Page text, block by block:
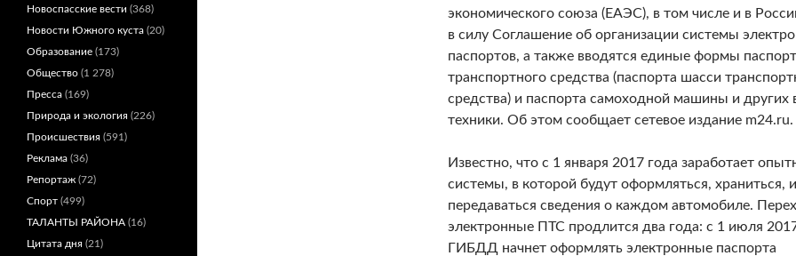
экономического союза (ЕАЭС), в том числе и в
в силу Соглашение об организации системы
паспортов, а также вводятся единые формы
транспортного средства (паспорта шасси
средства) и паспорта самоходной машины и других
техники. Об этом сообщает сетевое издание m24.ru.
Известно, что с 1 января 2017 года заработает
системы, в которой будут оформляться, храниться, и
передаваться сведения о каждом автомобиле.
электронные ПТС продлится два года: с 1 июля
ГИБДД начнет оформлять электронные паспорта
Новоспасские вести (368)
Новости Южного куста (20)
Образование (173)
Общество (1 278)
Пресса (169)
Природа и экология (226)
Происшествия (591)
Реклама (36)
Репортаж (72)
Спорт (499)
ТАЛАНТЫ РАЙОНА (16)
Цитата дня (21)